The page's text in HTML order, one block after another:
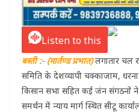
Listen to this
बस्ती :- (मार्तण्ड प्रभात) लगातार चल
समिति के देशव्यापी चक्काजाम,
किसान सभा सहित कई जंन संगठनों
समर्थन में न्याय मार्ग स्थित सीटू